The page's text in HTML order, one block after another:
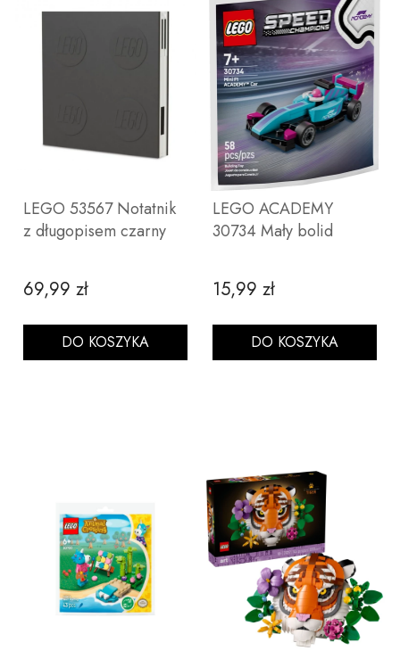
LEGO 53567 Notatnik
z długopisem czarny
Cena
69,99 zł
DO KOSZYKA
LEGO ACADEMY
30734 Mały bolid
Cena
15,99 zł
DO KOSZYKA